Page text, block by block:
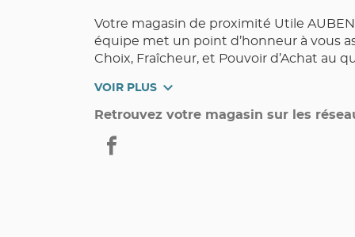
Votre magasin de proximité Utile
équipe met un point d’honneur à vous
Choix, Fraîcheur, et Pouvoir d’Achat au
VOIR PLUS
Retrouvez votre magasin sur les
Utile